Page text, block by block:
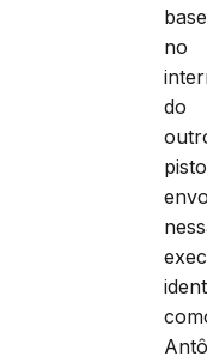
base
no
do